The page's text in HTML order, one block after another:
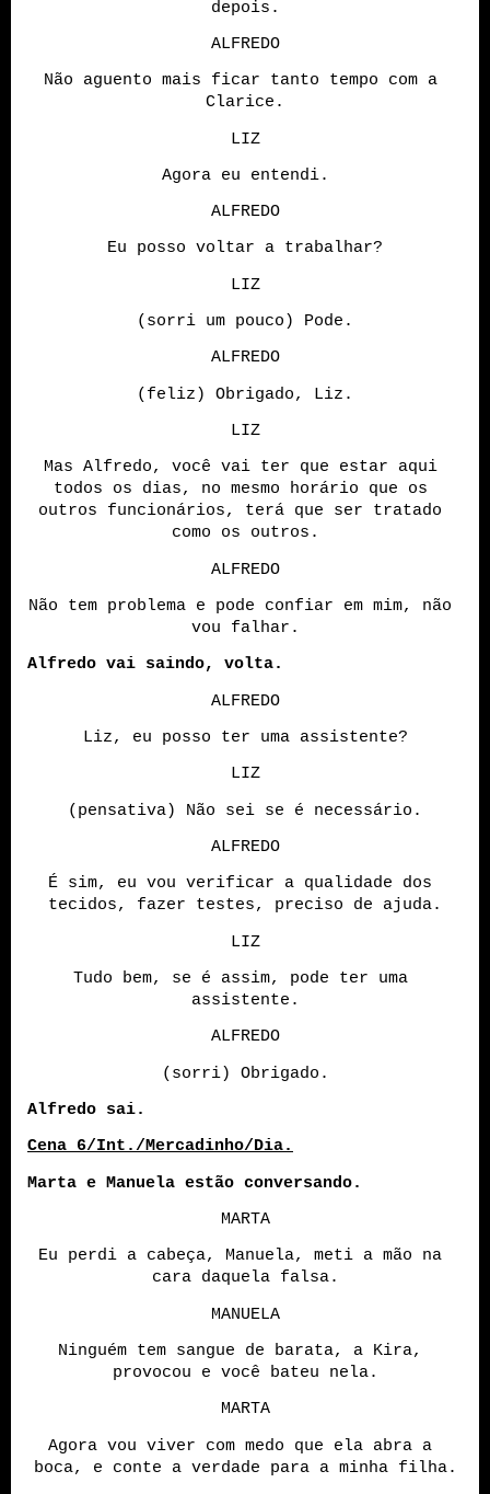
depois.
ALFREDO
Não aguento mais ficar tanto tempo com a
Clarice.
LIZ
Agora eu entendi.
ALFREDO
Eu posso voltar a trabalhar?
LIZ
(sorri um pouco) Pode.
ALFREDO
(feliz) Obrigado, Liz.
LIZ
Mas Alfredo, você vai ter que estar aqui
todos os dias, no mesmo horário que os
outros funcionários, terá que ser tratado
como os outros.
ALFREDO
Não tem problema e pode confiar em mim, não
vou falhar.
Alfredo vai saindo, volta.
ALFREDO
Liz, eu posso ter uma assistente?
LIZ
(pensativa) Não sei se é necessário.
ALFREDO
É sim, eu vou verificar a qualidade dos
tecidos, fazer testes, preciso de ajuda.
LIZ
Tudo bem, se é assim, pode ter uma
assistente.
ALFREDO
(sorri) Obrigado.
Alfredo sai.
Cena 6/Int./Mercadinho/Dia.
Marta e Manuela estão conversando.
MARTA
Eu perdi a cabeça, Manuela, meti a mão na
cara daquela falsa.
MANUELA
Ninguém tem sangue de barata, a Kira,
provocou e você bateu nela.
MARTA
Agora vou viver com medo que ela abra a
boca, e conte a verdade para a minha filha.